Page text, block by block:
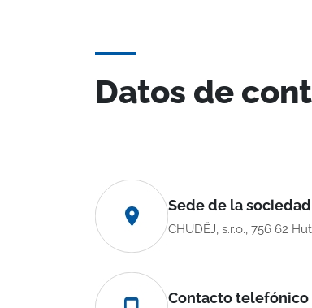
Datos de
Sede de la sociedad
CHUDĚJ, s.r.o., 756 62
Contacto telefónico